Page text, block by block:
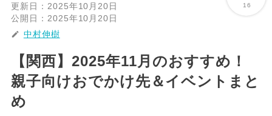
16
更新日： 2025年10月20日
公開日： 2025年10月20日
中村伸樹
【関西】2025年11月のおすすめ！
親子向けおでかけ先＆イベントまと
め